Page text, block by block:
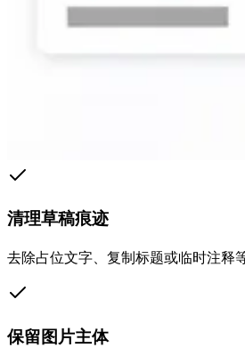
清理草稿痕迹
去除占位文字、复制标题或临时注释
保留图片主体